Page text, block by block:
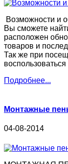
Возможности и
Вы сможете
расположен
товаров и
Так же при
Подробнее...
Монтажные
04-08-2014